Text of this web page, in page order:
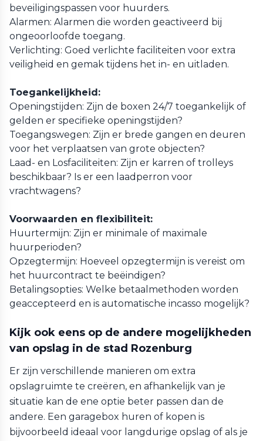
beveiligingspassen voor huurders.
Alarmen: Alarmen die worden geactiveerd bij
ongeoorloofde toegang.
Verlichting: Goed verlichte faciliteiten voor extra
veiligheid en gemak tijdens het in- en uitladen.
Toegankelijkheid:
Openingstijden: Zijn de boxen 24/7 toegankelijk of
gelden er specifieke openingstijden?
Toegangswegen: Zijn er brede gangen en deuren
voor het verplaatsen van grote objecten?
Laad- en Losfaciliteiten: Zijn er karren of trolleys
beschikbaar? Is er een laadperron voor
vrachtwagens?
Voorwaarden en flexibiliteit:
Huurtermijn: Zijn er minimale of maximale
huurperioden?
Opzegtermijn: Hoeveel opzegtermijn is vereist om
het huurcontract te beëindigen?
Betalingsopties: Welke betaalmethoden worden
geaccepteerd en is automatische incasso mogelijk?
Kijk ook eens op de andere mogelijkheden
van opslag in de stad Rozenburg
Er zijn verschillende manieren om extra
opslagruimte te creëren, en afhankelijk van je
situatie kan de ene optie beter passen dan de
andere. Een garagebox huren of kopen is
bijvoorbeeld ideaal voor langdurige opslag of als je